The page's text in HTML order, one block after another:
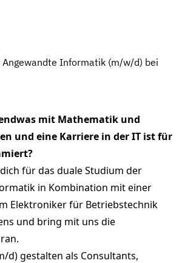
Angewandte Informatik (m/w/d) bei
mit Mathematik und
und eine Karriere in der IT ist für
für das duale Studium der
in Kombination mit einer
Elektroniker für Betriebstechnik
und bring mit uns die
d) gestalten als Consultants,